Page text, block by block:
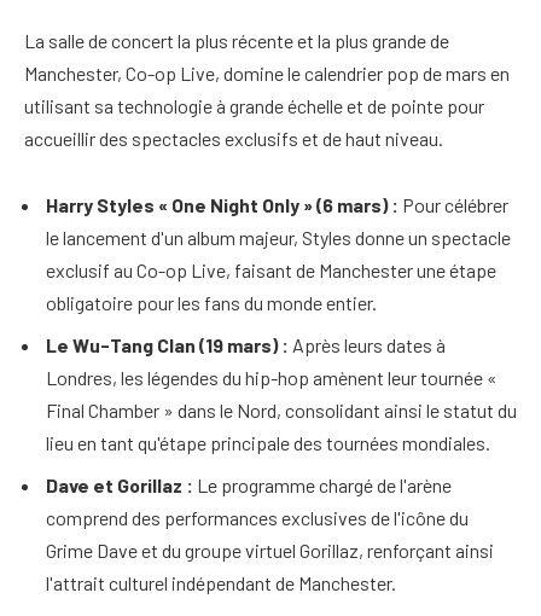
La salle de concert la plus récente et la plus grande de
Manchester, Co-op Live, domine le calendrier pop de mars en
utilisant sa technologie à grande échelle et de pointe pour
accueillir des spectacles exclusifs et de haut niveau.
Harry Styles « One Night Only » (6 mars) : Pour célébrer
le lancement d'un album majeur, Styles donne un spectacle
exclusif au Co-op Live, faisant de Manchester une étape
obligatoire pour les fans du monde entier.
Le Wu-Tang Clan (19 mars) : Après leurs dates à
Londres, les légendes du hip-hop amènent leur tournée «
Final Chamber » dans le Nord, consolidant ainsi le statut du
lieu en tant qu'étape principale des tournées mondiales.
Dave et Gorillaz : Le programme chargé de l'arène
comprend des performances exclusives de l'icône du
Grime Dave et du groupe virtuel Gorillaz, renforçant ainsi
l'attrait culturel indépendant de Manchester.